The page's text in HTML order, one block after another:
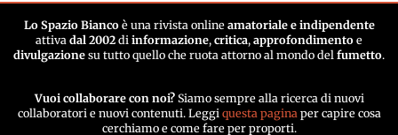
Lo Spazio Biancoè una rivista online amatoriale e indipendente
attiva dal 2002 di informazione, critica, approfondimento e
divulgazione su tutto quello che ruota attorno al mondo del fumetto.
Vuoi collaborare con noi? Siamo sempre alla ricerca di nuovi
collaboratori e nuovi contenuti. Leggi questa paginaper capire cosa
cerchiamo e come fare per proporti.